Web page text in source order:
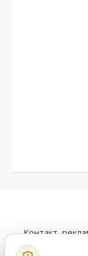
Контакт,